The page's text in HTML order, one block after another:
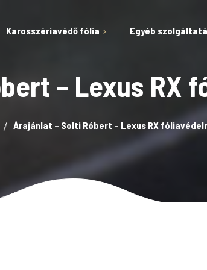
Karosszériavédő fólia
ellen
Egyéb
– Lexus RX
Árajánlat – Solti Róbert – Lexus RX